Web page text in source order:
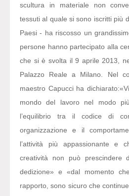
scultura in materiale non
tessuti al quale si sono iscritti più
Paesi - ha riscosso un
persone hanno partecipato alla
che si è svolta il 9 aprile 2013,
Palazzo Reale a Milano. Nel
maestro Capucci ha dichiarato:
mondo del lavoro nel modo
l’equilibrio tra il codice di
organizzazione e il
l’attività più appassionante e
creatività non può prescindere
dedizione» e «dal momento
rapporto, sono sicuro che